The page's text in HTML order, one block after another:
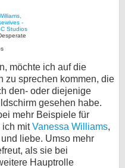
möchte ich auf die
zu sprechen kommen, die
den- oder diejenige
gesehen habe.
mehr Beispiele für
ich mitVanessa Williams,
liebe. Umso mehr
als sie bei
Hauptrolle